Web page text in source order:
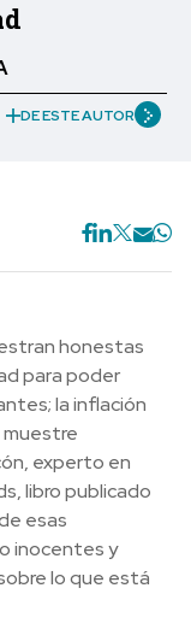
DE ESTE AUTOR
honestas
para poder
la inflación
muestre
experto en
libro publicado
esas
inocentes y
lo que está